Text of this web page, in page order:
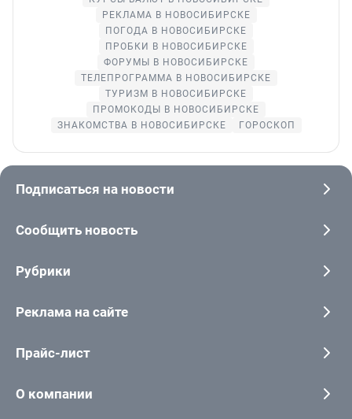
РЕКЛАМА В НОВОСИБИРСКЕ
ПОГОДА В НОВОСИБИРСКЕ
ПРОБКИ В НОВОСИБИРСКЕ
ФОРУМЫ В НОВОСИБИРСКЕ
ТЕЛЕПРОГРАММА В НОВОСИБИРСКЕ
ТУРИЗМ В НОВОСИБИРСКЕ
ПРОМОКОДЫ В НОВОСИБИРСКЕ
ЗНАКОМСТВА В НОВОСИБИРСКЕ
ГОРОСКОП
Подписаться на новости
Сообщить новость
Рубрики
Реклама на сайте
Прайс-лист
О компании